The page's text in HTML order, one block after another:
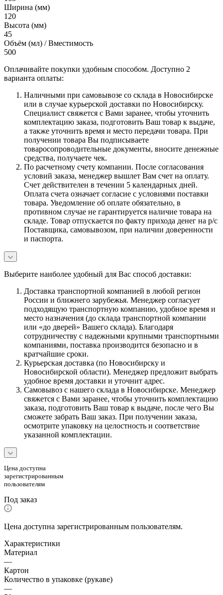
Ширина (мм)
120
Высота (мм)
45
Объём (мл) / Вместимость
500
Оплачивайте покупки удобным способом. Доступно 2
варианта оплаты:
Наличными при самовывозе со склада в Новосибирске
или в случае курьерской доставки по Новосибирску.
Специалист свяжется с Вами заранее, чтобы уточнить
комплектацию заказа, подготовить Ваш товар к выдаче,
а также уточнить время и место передачи товара. При
получении товара Вы подписываете
товаросопроводительные документы, вносите денежные
средства, получаете чек.
По расчетному счету компании. После согласования
условий заказа, менеджер вышлет Вам счет на оплату.
Счет действителен в течении 5 календарных дней.
Оплата счета означает согласие с условиями поставки
товара. Уведомление об оплате обязательно, в
противном случае не гарантируется наличие товара на
складе. Товар отпускается по факту прихода денег на р/с
Поставщика, самовывозом, при наличии доверенности
и паспорта.
Выберите наиболее удобный для Вас способ доставки:
Доставка транспортной компанией в любой регион
России и ближнего зарубежья. Менеджер согласует
подходящую транспортную компанию, удобное время и
место назначения (до склада транспортной компании
или «до дверей» Вашего склада). Благодаря
сотрудничеству с надежными крупными транспортными
компаниями, поставка производится безопасно и в
кратчайшие сроки.
Курьерская доставка (по Новосибирску и
Новосибирской области). Менеджер предложит выбрать
удобное время доставки и уточнит адрес.
Самовывоз с нашего склада в Новосибирске. Менеджер
свяжется с Вами заранее, чтобы уточнить комплектацию
заказа, подготовить Ваш товар к выдаче, после чего Вы
сможете забрать Ваш заказ. При получении заказа,
осмотрите упаковку на целостность и соответствие
указанной комплектации.
Цена доступна
зарегистрированным
пользователям
Под заказ
Цена доступна зарегистрированным пользователям.
Характеристики
Материал
—
Картон
Количество в упаковке (рукаве)
—